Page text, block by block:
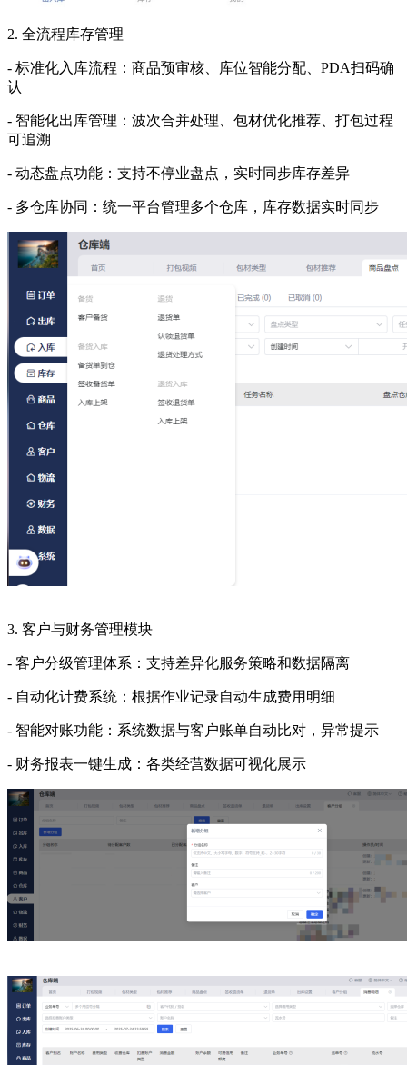
2. 全流程库存管理
- 标准化入库流程：商品预审核、库位智能分配、PDA扫码确
认
- 智能化出库管理：波次合并处理、包材优化推荐、打包过程
可追溯
- 动态盘点功能：支持不停业盘点，实时同步库存差异
- 多仓库协同：统一平台管理多个仓库，库存数据实时同步
3. 客户与财务管理模块
- 客户分级管理体系：支持差异化服务策略和数据隔离
- 自动化计费系统：根据作业记录自动生成费用明细
- 智能对账功能：系统数据与客户账单自动比对，异常提示
- 财务报表一键生成：各类经营数据可视化展示